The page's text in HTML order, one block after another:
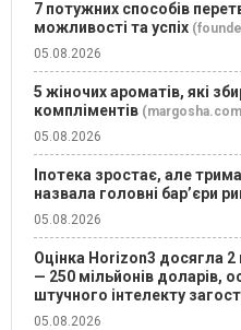
7 потужних способів
можливості та успіх
05.08.2026
5 жіночих ароматів, які
компліментів
05.08.2026
Іпотека зростає, але
назвала головні бар’єри
05.08.2026
Оцінка Horizon3 досягла 2
— 250 мільйонів доларів,
штучного інтелекту
05.08.2026